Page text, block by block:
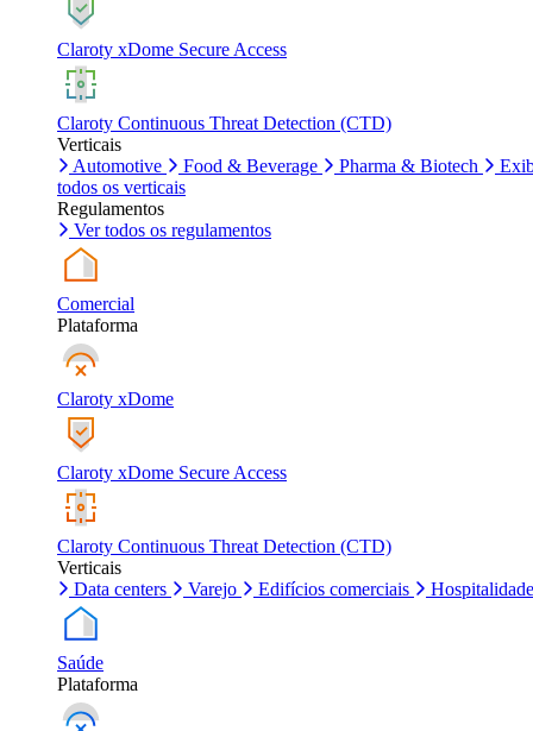
Claroty xDome Secure Access
Claroty Continuous Threat Detection (CTD)
Verticais
Automotive
Food & Beverage Pharma & Biotech
todos os verticais
Regulamentos
Ver todos os regulamentos
Comercial
Plataforma
Claroty xDome
Claroty xDome Secure Access
Claroty Continuous Threat Detection (CTD)
Verticais
Data centers
Varejo Edifícios comerciais Hospitalidade
Saúde
Plataforma